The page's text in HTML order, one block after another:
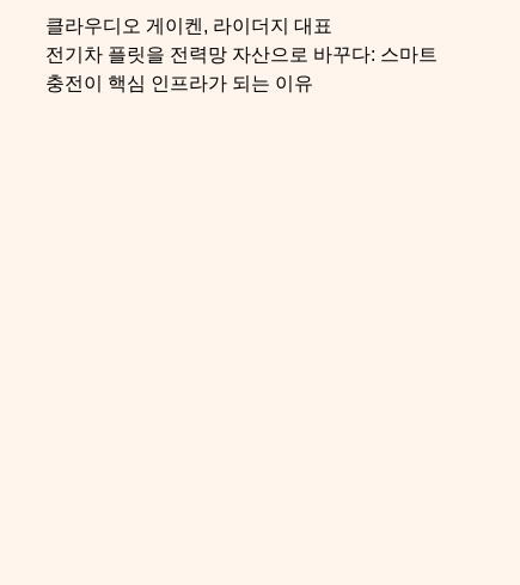
클라우디오 게이켄, 라이더지 대표
전기차 플릿을 전력망 자산으로 바꾸다: 스마트
충전이 핵심 인프라가 되는 이유